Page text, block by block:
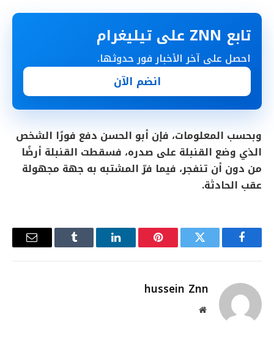
تابع ZNN على تيليغرام
احصل على آخر الأخبار فور حدوثها.
انضم الآن
وبحسب المعلومات، فإن أبو الحسن دفع فورًا الشخص
الذي وضع القنبلة على صدره، فسقطت القنبلة أرضًا
من دون أن تنفجر، فيما فرّ المشتبه به جهة مجهولة
عقب الحادثة.
فيسبوك تويتر بينتيريستلينكدإن Tumblr
البريد
hussein Znn
موقع